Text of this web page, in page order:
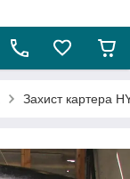
Захист картера